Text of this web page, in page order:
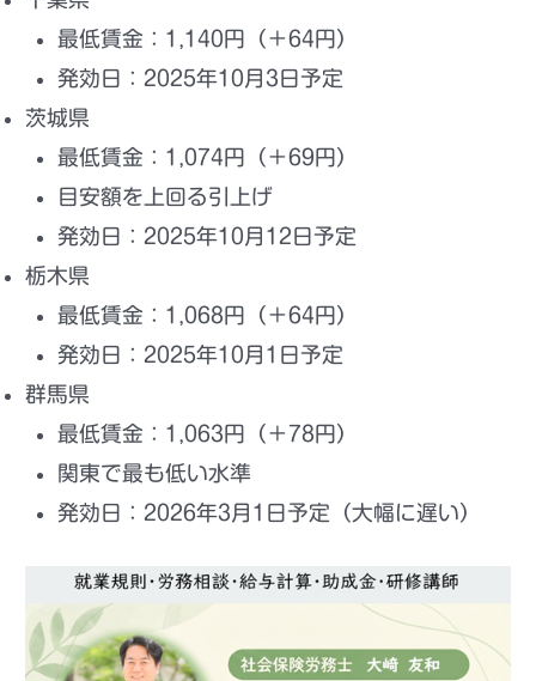
最低賃金： 1,140円 （＋64円）
発効日： 2025年10月3日予定
茨城県
最低賃金： 1,074円 （＋69円）
目安額を上回る引上げ
発効日： 2025年10月12日予定
栃木県
最低賃金： 1,068円 （＋64円）
発効日： 2025年10月1日予定
群馬県
最低賃金： 1,063円 （＋78円）
関東で最も低い水準
発効日： 2026年3月1日予定 （大幅に遅い）